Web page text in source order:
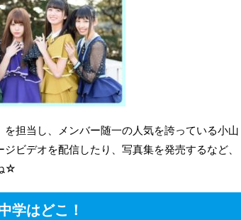
を担当し、メンバー随一の人気を誇っている小山
ビデオを配信したり、写真集を発売するなど、
☆
学はどこ！